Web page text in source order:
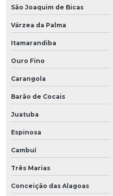
São Joaquim de Bicas
Várzea da Palma
Itamarandiba
Ouro Fino
Carangola
Barão de Cocais
Juatuba
Espinosa
Cambuí
Três Marias
Conceição das Alagoas